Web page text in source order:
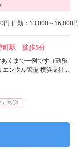
円 日勤：13,000～
町駅 徒歩5分
くまで一例です（勤務
浜西口第6ビル3F アク
ンタル警備 横浜支社/
）歓迎